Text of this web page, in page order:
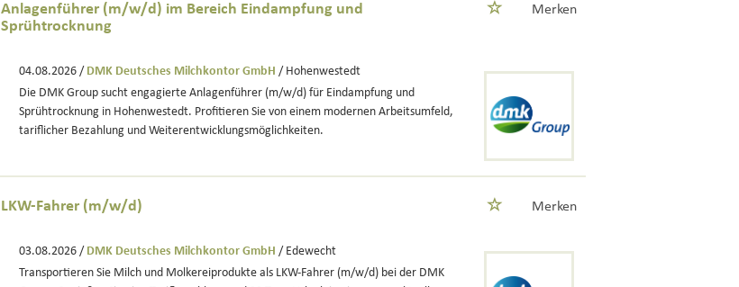
Anlagenführer (m/w/d) im Bereich Eindampfung und
Sprühtrocknung
Merken
04.08.2026 / DMK Deutsches Milchkontor GmbH / Hohenwestedt
Die DMK Group sucht engagierte Anlagenführer (m/w/d) für Eindampfung und
Sprühtrocknung in Hohenwestedt. Profitieren Sie von einem modernen Arbeitsumfeld,
tariflicher Bezahlung und Weiterentwicklungsmöglichkeiten.
LKW-Fahrer (m/w/d) Merken
03.08.2026 / DMK Deutsches Milchkontor GmbH / Edewecht
Transportieren Sie Milch und Molkereiprodukte als LKW-Fahrer (m/w/d) bei der DMK